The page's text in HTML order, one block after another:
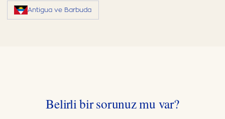
Antigua ve Barbuda
Belirli bir sorunuz mu var?